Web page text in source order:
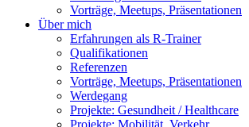
Vorträge, Meetups, Präsentationen
Über mich
Erfahrungen als R-Trainer
Qualifikationen
Referenzen
Vorträge, Meetups, Präsentationen
Werdegang
Projekte: Gesundheit / Healthcare
Projekte: Mobilität, Verkehr